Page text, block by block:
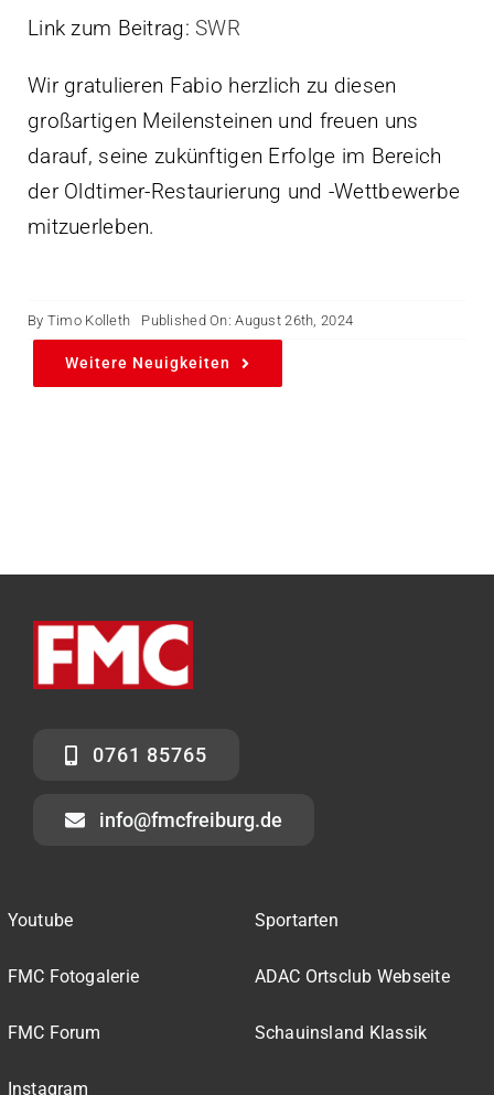
Link zum Beitrag:SWR
Wir gratulieren Fabio herzlich zu diesen
großartigen Meilensteinen und freuen uns
darauf, seine zukünftigen Erfolge im Bereich
der Oldtimer-Restaurierung und -Wettbewerbe
mitzuerleben.
By Timo Kolleth Published On: August 26th, 2024
Weitere Neuigkeiten
0761 85765
info@fmcfreiburg.de
Youtube
FMC Fotogalerie
FMC Forum
Instagram
Sportarten
ADAC Ortsclub Webseite
Schauinsland Klassik